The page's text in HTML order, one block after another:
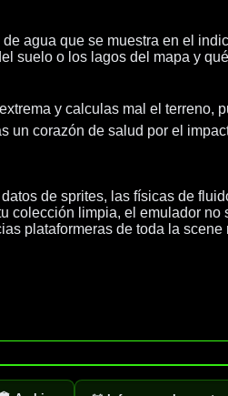
agua que se muestra en el
suelo o los lagos del mapa y
y calculas mal el terreno,
un corazón de salud por el
de sprites, las físicas de
limpia, el emulador
plataformeras de toda la scene